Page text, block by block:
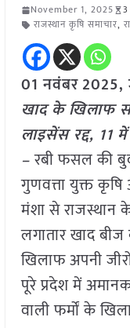
November 1, 2025
राजस्थान कृषि समाचार,
01 नवंबर2025,
खाद के खिलाफ
लाइसेंस रद्द, 11
–रबी फसल की
गुणवत्ता युक्त
मंशा से राजस्थान
लगातार खाद
खिलाफ अपनी
पूरे प्रदेश में
वाली फर्मों के